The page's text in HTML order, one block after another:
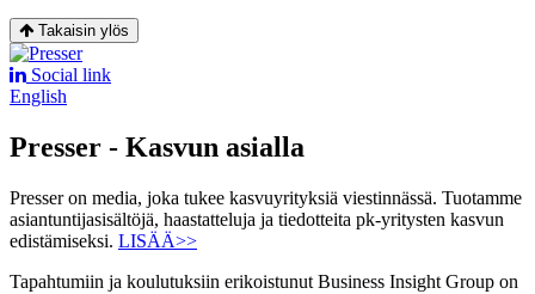
Takaisin ylös
Social link
English
Presser - Kasvun asialla
Presser on media, joka tukee kasvuyrityksiä viestinnässä. Tuotamme
asiantuntijasisältöjä, haastatteluja ja tiedotteita pk-yritysten kasvun
edistämiseksi. LISÄÄ>>
Tapahtumiin ja koulutuksiin erikoistunut Business Insight Group on